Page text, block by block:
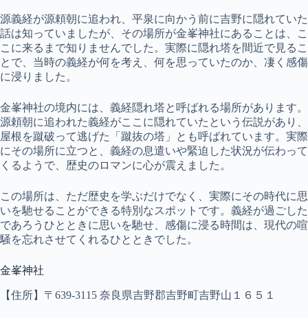
源義経が源頼朝に追われ、平泉に向かう前に吉野に隠れていた
話は知っていましたが、その場所が金峯神社にあることは、こ
こに来るまで知りませんでした。実際に隠れ塔を間近で見るこ
とで、当時の義経が何を考え、何を思っていたのか、凄く感傷
に浸りました。
金峯神社の境内には、義経隠れ塔と呼ばれる場所があります。
源頼朝に追われた義経がここに隠れていたという伝説があり、
屋根を蹴破って逃げた「蹴抜の塔」とも呼ばれています。実際
にその場所に立つと、義経の息遣いや緊迫した状況が伝わって
くるようで、歴史のロマンに心が震えました。
この場所は、ただ歴史を学ぶだけでなく、実際にその時代に思
いを馳せることができる特別なスポットです。義経が過ごした
であろうひとときに思いを馳せ、感傷に浸る時間は、現代の喧
騒を忘れさせてくれるひとときでした。
金峯神社
【住所】〒639-3115 奈良県吉野郡吉野町吉野山１６５１